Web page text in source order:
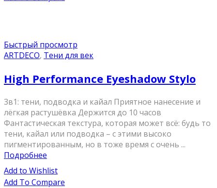
Быстрый просмотр
ARTDECO, Тени для век
High Performance Eyeshadow Stylo
3в1: тени, подводка и кайал Приятное нанесение и
лёгкая растушёвка Держится до 10 часов
Фантастическая текстура, которая может всё: будь то
тени, кайал или подводка – с этими высоко
пигментированным, но в тоже время с очень ...
Подробнее
Add to Wishlist
Add To Compare